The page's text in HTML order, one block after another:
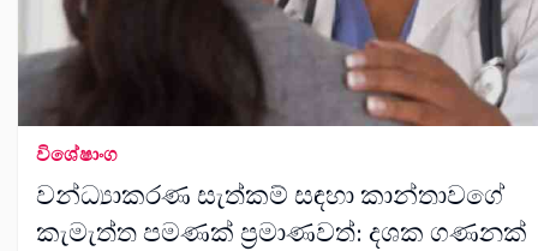
විශේෂාංග
වන්ධ්‍යාකරණ සැත්කම් සඳහා කාන්තාවගේ
කැමැත්ත පමණක් ප්‍රමාණවත්: දශක ගණනක්